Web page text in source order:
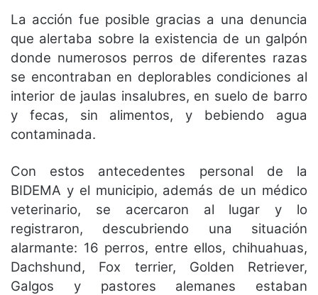
La acción fue posible gracias a una denuncia
que alertaba sobre la existencia de un galpón
donde numerosos perros de diferentes razas
se encontraban en deplorables condiciones al
interior de jaulas insalubres, en suelo de barro
y fecas, sin alimentos, y bebiendo agua
contaminada.
Con estos antecedentes personal de la
BIDEMA y el municipio, además de un médico
veterinario, se acercaron al lugar y lo
registraron, descubriendo una situación
alarmante: 16 perros, entre ellos, chihuahuas,
Dachshund, Fox terrier, Golden Retriever,
Galgos y pastores alemanes estaban